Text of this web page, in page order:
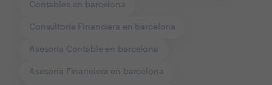
Contables en barcelona
Consultoría Financiera en barcelona
Asesoría Contable en barcelona
Asesoría Financiera en barcelona